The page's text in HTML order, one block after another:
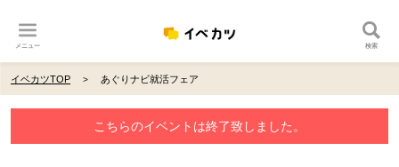
メニュー 検索
イベカツTOP あぐりナビ就活フェア
こちらのイベントは終了致しました。